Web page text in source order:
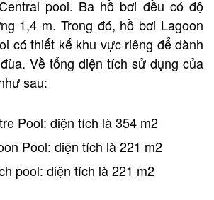
pool. Ba hồ bơi đều có độ
1,4 m. Trong đó, hồ bơi Lagoon
có thiết kế khu vực riêng để dành
Về tổng diện tích sử dụng của
sau:
Pool: diện tích là 354 m2
Pool: diện tích là 221 m2
pool: diện tích là 221 m2